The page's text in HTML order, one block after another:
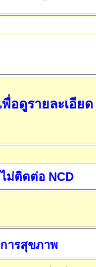
พื่อดูรายละเอียด
ม่ติดต่อ NCD
ารสุขภาพ